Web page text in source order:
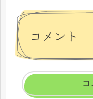
コメント
コ